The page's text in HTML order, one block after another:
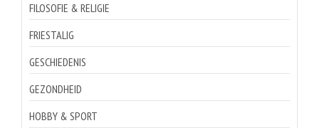
FILOSOFIE & RELIGIE
FRIESTALIG
GESCHIEDENIS
GEZONDHEID
HOBBY & SPORT